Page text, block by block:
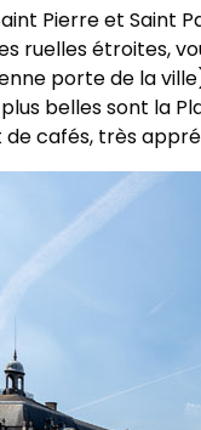
Pierre et Saint
ruelles étroites,
porte de la
belles sont la
cafés, très